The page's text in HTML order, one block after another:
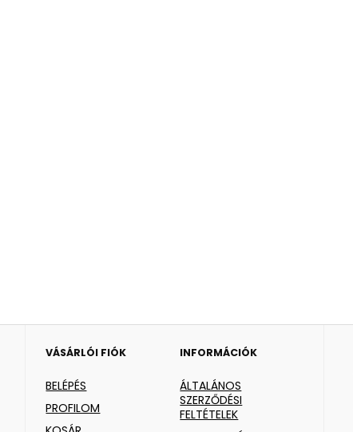
VÁSÁRLÓI FIÓK
BELÉPÉS
PROFILOM
INFORMÁCIÓK
ÁLTALÁNOS
SZERZŐDÉSI
FELTÉTELEK